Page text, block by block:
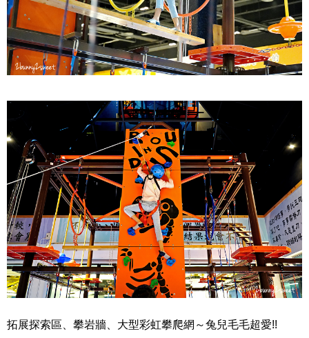
拓展探索區、攀岩牆、大型彩虹攀爬網～兔兒毛毛超愛!!